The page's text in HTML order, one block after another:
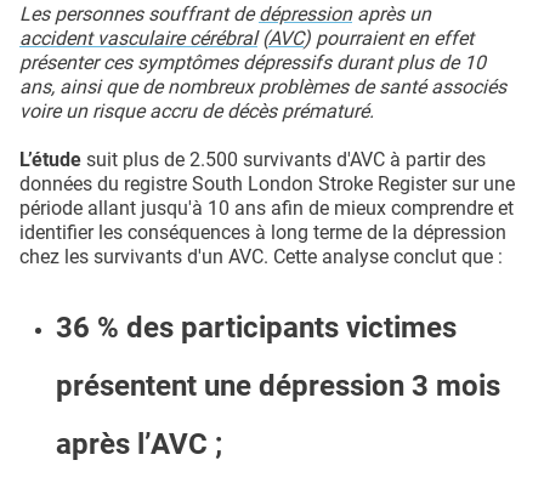
Les personnes souffrant dedépressionaprès un
accident vasculaire cérébral(AVC) pourraient en effet
présenter ces symptômes dépressifs durant plus de 10
ans, ainsi que de nombreux problèmes de santé associés
voire un risque accru de décès prématuré.
L’étude suit plus de 2.500 survivants d'AVC à partir des
données du registre South London Stroke Register sur une
période allant jusqu'à 10 ans afin de mieux comprendre et
identifier les conséquences à long terme de la dépression
chez les survivants d'un AVC. Cette analyse conclut que :
36 % des participants victimes
présentent une dépression 3 mois
après l’AVC ;